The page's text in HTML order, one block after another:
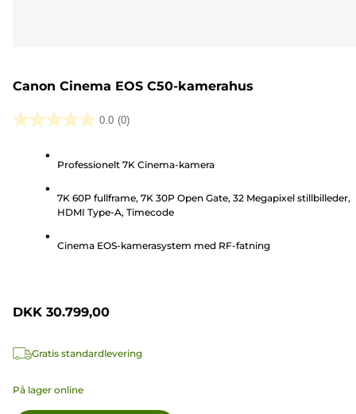
Canon Cinema EOS C50-kamerahus
0.0 (0)
0.0
stjerner.
Professionelt 7K Cinema-kamera
7K 60P fullframe, 7K 30P Open Gate, 32 Megapixel stillbilleder,
HDMI Type-A, Timecode
Cinema EOS-kamerasystem med RF-fatning
DKK 30.799,00
Gratis standardlevering
På lager online